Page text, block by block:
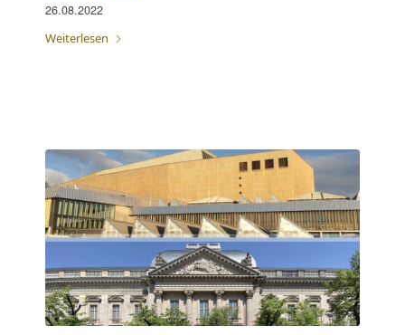
26.08.2022
Weiterlesen